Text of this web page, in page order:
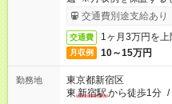
ービス利用可（利用条件
交通費別途支給あり
交通費 1ヶ月3万円を
月収例 10～15万円
勤務地
東京都新宿区
東 新宿駅から徒歩1分 /